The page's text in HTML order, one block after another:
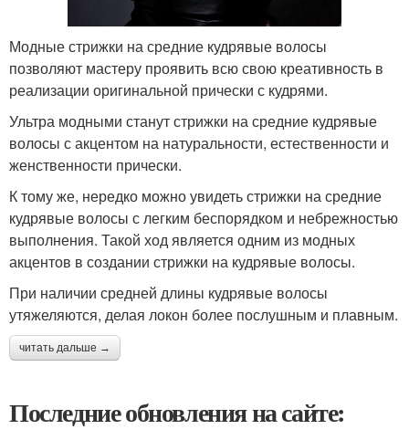
Модные стрижки на средние кудрявые волосы
позволяют мастеру проявить всю свою креативность в
реализации оригинальной прически с кудрями.
Ультра модными станут стрижки на средние кудрявые
волосы с акцентом на натуральности, естественности и
женственности прически.
К тому же, нередко можно увидеть стрижки на средние
кудрявые волосы с легким беспорядком и небрежностью
выполнения. Такой ход является одним из модных
акцентов в создании стрижки на кудрявые волосы.
При наличии средней длины кудрявые волосы
утяжеляются, делая локон более послушным и плавным.
читать дальше →
Последние обновления на сайте: